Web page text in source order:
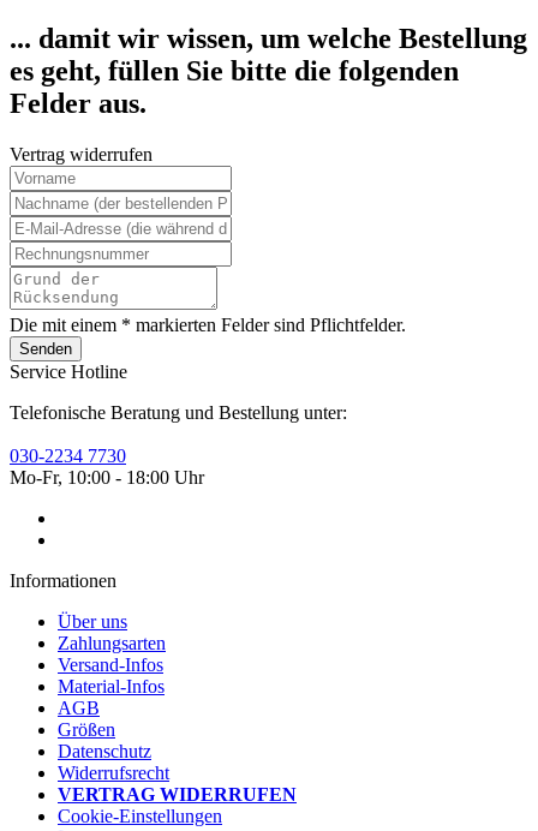
... damit wir wissen, um welche Bestellung
es geht, füllen Sie bitte die folgenden
Felder aus.
Vertrag widerrufen
Die mit einem * markierten Felder sind Pflichtfelder.
Senden
Service Hotline
Telefonische Beratung und Bestellung unter:
030-2234 7730
Mo-Fr, 10:00 - 18:00 Uhr
Informationen
Über uns
Zahlungsarten
Versand-Infos
Material-Infos
AGB
Größen
Datenschutz
Widerrufsrecht
VERTRAG WIDERRUFEN
Cookie-Einstellungen